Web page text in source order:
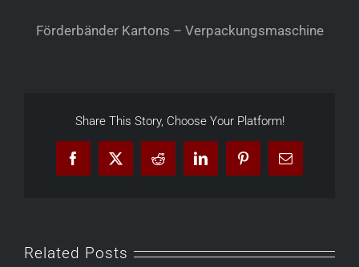
Förderbänder Kartons – Verpackungsmaschine
Share This Story, Choose Your Platform!
Facebook
X Reddit LinkedInPinterestEmail
Related Posts